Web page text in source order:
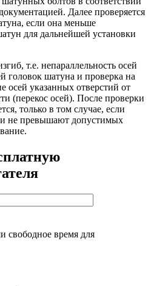
Далее проверяется
если она меньше
для дальнейшей установки
т.е. непараллельность осей
головок шатуна и проверка на
осей указанных отверстий от
(перекос осей). После проверки
только в том случае, если
и не превышают допустимых
свободное время для